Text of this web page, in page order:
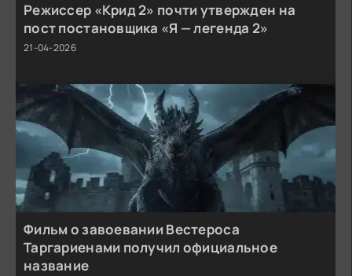
Режиссер «Крид 2» почти утвержден на
пост постановщика «Я — легенда 2»
21-04-2026
Фильм о завоевании Вестероса
Таргариенами получил официальное
название